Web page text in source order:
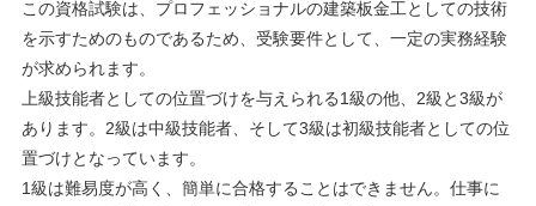
この資格試験は、プロフェッショナルの建築板金工としての技術
を示すためのものであるため、受験要件として、一定の実務経験
が求められます。
上級技能者としての位置づけを与えられる1級の他、2級と3級が
あります。2級は中級技能者、そして3級は初級技能者としての位
置づけとなっています。
1級は難易度が高く、簡単に合格することはできません。仕事に